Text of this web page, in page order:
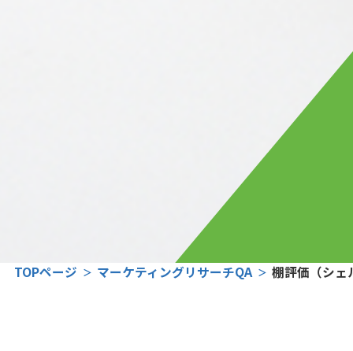
TOPページ マーケティングリサーチQA 棚評価（シェ